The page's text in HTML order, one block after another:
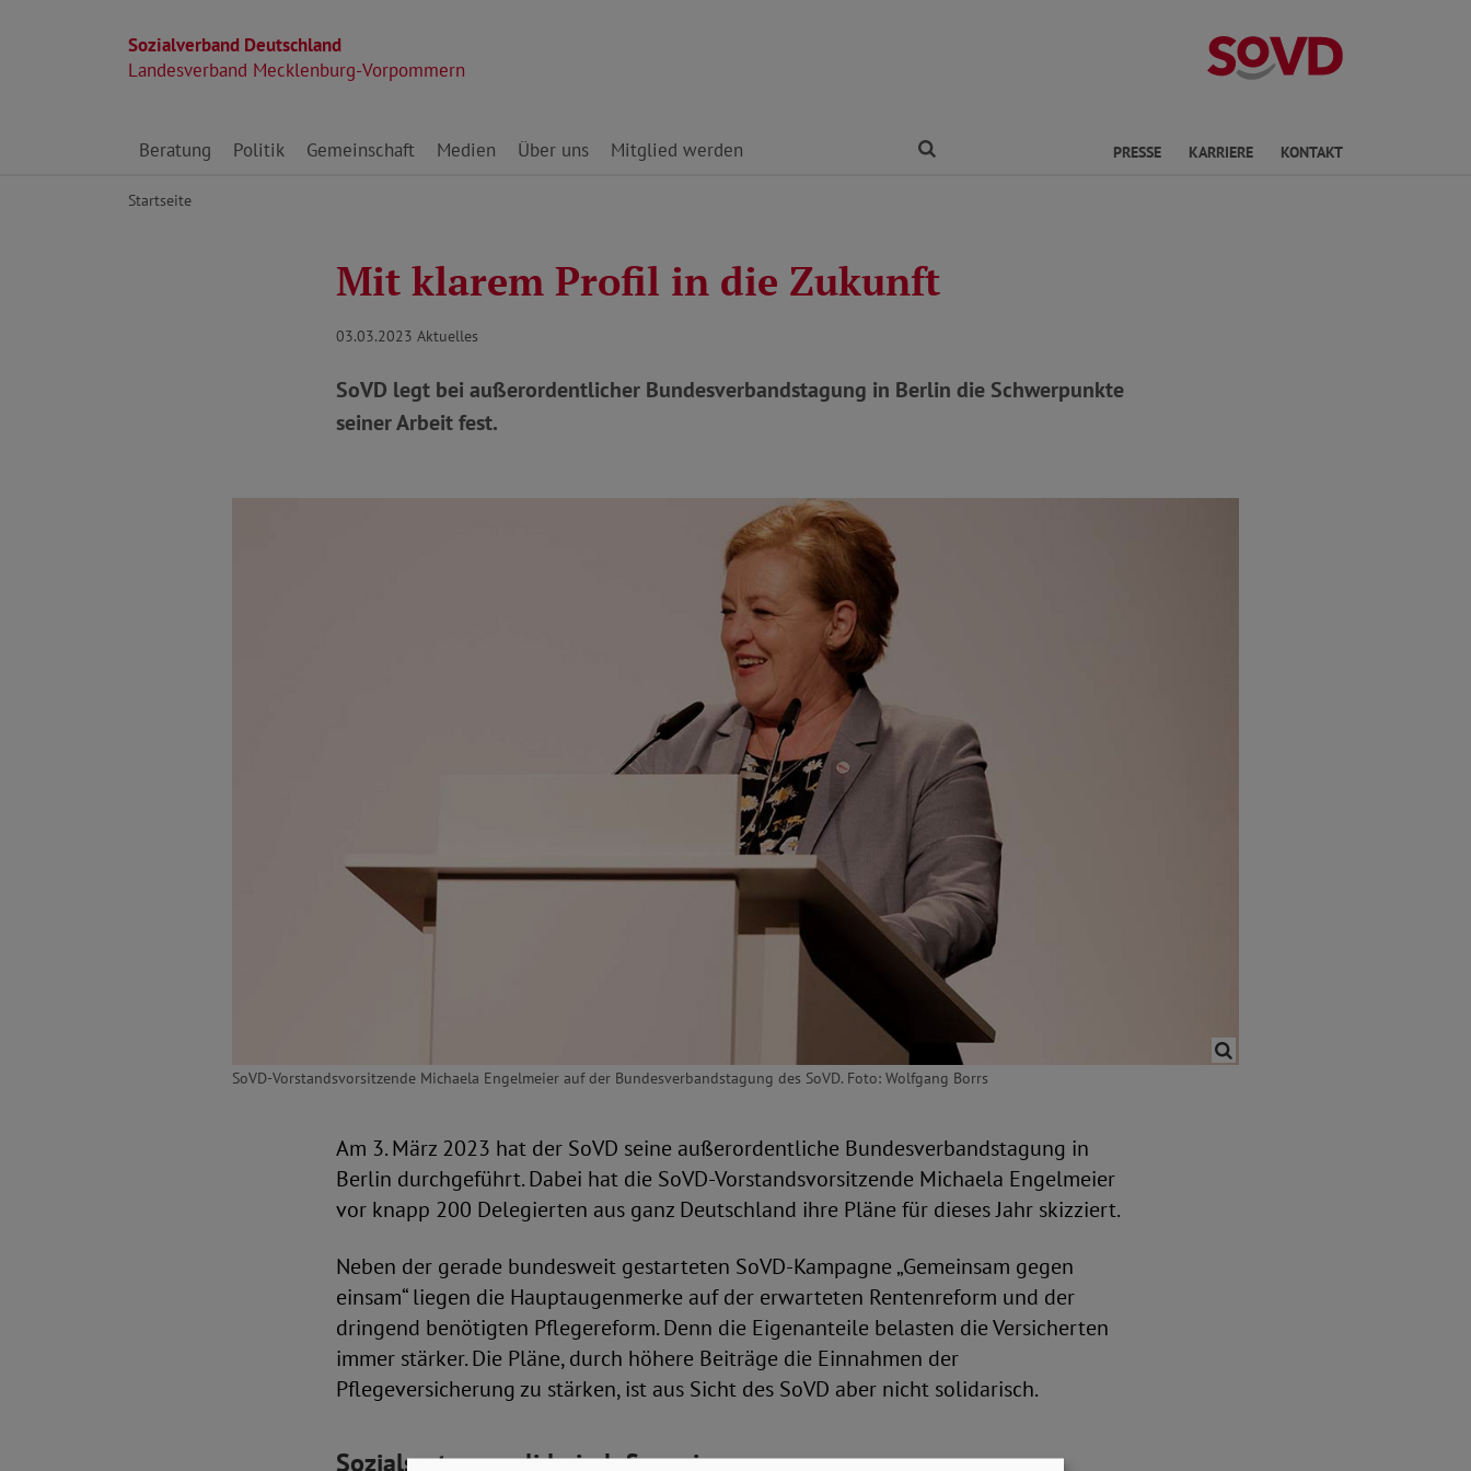
Sozialverband Deutschland
Landesverband Mecklenburg-Vorpommern
Landesverband
Direkt zu den Inhalten springen
Beratung Politik Gemeinschaft Medien Über uns Mitglied werden PRESSE KARRIERE KONTAKT
Startseite
Mit klarem Profil in die Zukunft
03.03.2023 Aktuelles
SoVD legt bei außerordentlicher Bundesverbandstagung in Berlin die Schwerpunkte
seiner Arbeit fest.
SoVD-Vorstandsvorsitzende Michaela Engelmeier auf der Bundesverbandstagung des SoVD. Foto: Wolfgang Borrs
Am 3. März 2023 hat der SoVD seine außerordentliche Bundesverbandstagung in
Berlin durchgeführt. Dabei hat die SoVD-Vorstandsvorsitzende Michaela Engelmeier
vor knapp 200 Delegierten aus ganz Deutschland ihre Pläne für dieses Jahr skizziert.
Neben der gerade bundesweit gestarteten SoVD-Kampagne „Gemeinsam gegen
einsam“ liegen die Hauptaugenmerke auf der erwarteten Rentenreform und der
dringend benötigten Pflegereform. Denn die Eigenanteile belasten die Versicherten
immer stärker. Die Pläne, durch höhere Beiträge die Einnahmen der
Pflegeversicherung zu stärken, ist aus Sicht des SoVD aber nicht solidarisch.
Sozialsysteme solidarisch finanzieren